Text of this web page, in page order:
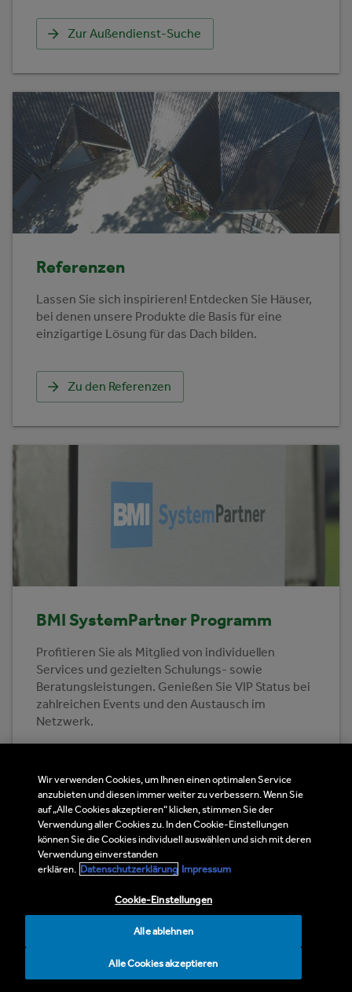
Zur Außendienst-Suche
Referenzen
Lassen Sie sich inspirieren! Entdecken Sie Häuser,
bei denen unsere Produkte die Basis für eine
einzigartige Lösung für das Dach bilden.
Zu den Referenzen
BMI SystemPartner Programm
Profitieren Sie als Mitglied von individuellen
Services und gezielten Schulungs- sowie
Beratungsleistungen. Genießen Sie VIP Status bei
zahlreichen Events und den Austausch im
Netzwerk.
BMI SystemPartner werden
Wir verwenden Cookies, um Ihnen einen optimalen Service
anzubieten und diesen immer weiter zu verbessern. Wenn Sie
auf „Alle Cookies akzeptieren“ klicken, stimmen Sie der
Verwendung aller Cookies zu. In den Cookie-Einstellungen
können Sie die Cookies individuell auswählen und sich mit deren
Verwendung einverstanden
erklären. Datenschutzerklärung Impressum
Cookie-Einstellungen
Alle ablehnen
Alle Cookies akzeptieren